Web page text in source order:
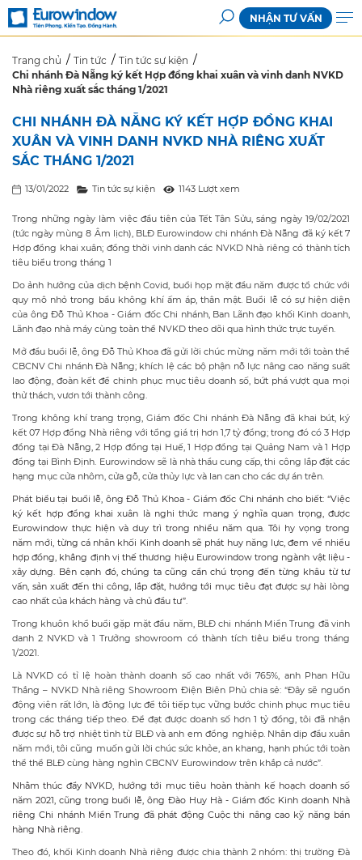
NHẬN TƯ VẤN
Trang chủ Tin tức
Tin tức sự kiện
Chi nhánh Đà Nẵng ký kết Hợp đồng khai xuân và vinh danh NVKD
Nhà riêng xuất sắc tháng 1/2021
CHI NHÁNH ĐÀ NẴNG KÝ KẾT HỢP ĐỒNG KHAI
XUÂN VÀ VINH DANH NVKD NHÀ RIÊNG XUẤT
SẮC THÁNG 1/2021
13/01/2022 Tin tức sự kiện 1143 Lượt xem
Trong những ngày làm việc đầu tiên của Tết Tân Sửu, sáng ngày 19/02/2021
(tức ngày mùng 8 Âm lịch), BLĐ Eurowindow chi nhánh Đà Nẵng đã ký kết 7
Hợp đồng khai xuân; đồng thời vinh danh các NVKD Nhà riêng có thành tích
tiêu biểu trong tháng 1
Do ảnh hưởng của dịch bệnh Covid, buổi họp mặt đầu năm được tổ chức với
quy mô nhỏ trong bầu không khí ấm áp, thân mật. Buổi lễ có sự hiện diện
của ông Đỗ Thủ Khoa - Giám đốc Chi nhánh, Ban Lãnh đạo khối Kinh doanh,
Lãnh đạo nhà máy cùng toàn thể NVKD theo dõi qua hình thức trực tuyến.
Mở đầu buổi lễ, ông Đỗ Thủ Khoa đã gửi lời chúc mừng năm mới tới toàn thể
CBCNV Chi nhánh Đà Nẵng; khích lệ các bộ phận nỗ lực nâng cao năng suất
lao động, đoàn kết để chinh phục mục tiêu doanh số, bứt phá vượt qua mọi
thử thách, vươn tới thành công.
Trong không khí trang trọng, Giám đốc Chi nhánh Đà Nẵng đã khai bút, ký
kết 07 Hợp đồng Nhà riêng với tổng giá trị hơn 1,7 tỷ đồng; trong đó có 3 Hợp
đồng tại Đà Nẵng, 2 Hợp đồng tại Huế, 1 Hợp đồng tại Quảng Nam và 1 Hợp
đồng tại Bình Định. Eurowindow sẽ là nhà thầu cung cấp, thi công lắp đặt các
hạng mục cửa nhôm, cửa gỗ, cửa thủy lực và lan can cho các dự án trên.
Phát biểu tại buổi lễ, ông Đỗ Thủ Khoa - Giám đốc Chi nhánh cho biết: “Việc
ký kết hợp đồng khai xuân là nghi thức mang ý nghĩa quan trọng, được
Eurowindow thực hiện và duy trì trong nhiều năm qua. Tôi hy vọng trong
năm mới, từng cá nhân khối Kinh doanh sẽ phát huy năng lực, đem về nhiều
hợp đồng, khẳng định vị thế thương hiệu Eurowindow trong ngành vật liệu -
xây dựng. Bên cạnh đó, chúng ta cũng cần chú trọng đến từng khâu từ tư
vấn, sản xuất đến thi công, lắp đặt, hướng tới mục tiêu đạt được sự hài lòng
cao nhất của khách hàng và chủ đầu tư”.
Trong khuôn khổ buổi gặp mặt đầu năm, BLĐ chi nhánh Miền Trung đã vinh
danh 2 NVKD và 1 Trưởng showroom có thành tích tiêu biểu trong tháng
1/2021.
Là NVKD có tỉ lệ hoàn thành doanh số cao nhất với 765%, anh Phan Hữu
Thắng – NVKD Nhà riêng Showroom Điện Biên Phủ chia sẻ: “Đây sẽ nguồn
động viên rất lớn, là động lực để tôi tiếp tục vững bước chinh phục mục tiêu
trong các tháng tiếp theo. Để đạt được doanh số hơn 1 tỷ đồng, tôi đã nhận
được sự hỗ trợ nhiệt tình từ BLĐ và anh em đồng nghiệp. Nhân dịp đầu xuân
năm mới, tôi cũng muốn gửi lời chúc sức khỏe, an khang, hạnh phúc tới toàn
thể thể BLĐ cùng hàng nghìn CBCNV Eurowindow trên khắp cả nước”.
Nhằm thúc đẩy NVKD, hướng tới mục tiêu hoàn thành kế hoạch doanh số
năm 2021, cũng trong buổi lễ, ông Đào Huy Hà - Giám đốc Kinh doanh Nhà
riêng Chi nhánh Miền Trung đã phát động Cuộc thi nâng cao kỹ năng bán
hàng Nhà riêng.
Theo đó, khối Kinh doanh Nhà riêng được chia thành 2 nhóm: thị trường Đà